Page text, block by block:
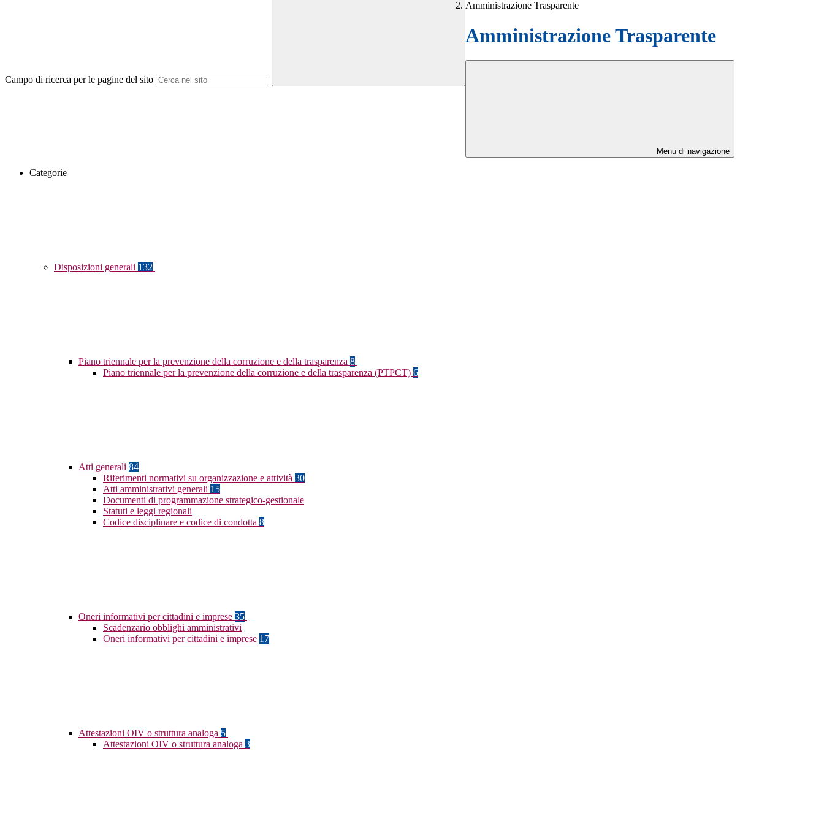
Campo di ricerca per le pagine del sito
Amministrazione Trasparente
Amministrazione Trasparente
Menu di navigazione
Categorie
Disposizioni generali 132
Piano triennale per la prevenzione della corruzione e della trasparenza 8
Piano triennale per la prevenzione della corruzione e della trasparenza (PTPCT) 6
Atti generali 84
Riferimenti normativi su organizzazione e attività 30
Atti amministrativi generali 15
Documenti di programmazione strategico-gestionale
Statuti e leggi regionali
Codice disciplinare e codice di condotta 8
Oneri informativi per cittadini e imprese 35
Scadenzario obblighi amministrativi
Oneri informativi per cittadini e imprese 17
Attestazioni OIV o struttura analoga 5
Attestazioni OIV o struttura analoga 3